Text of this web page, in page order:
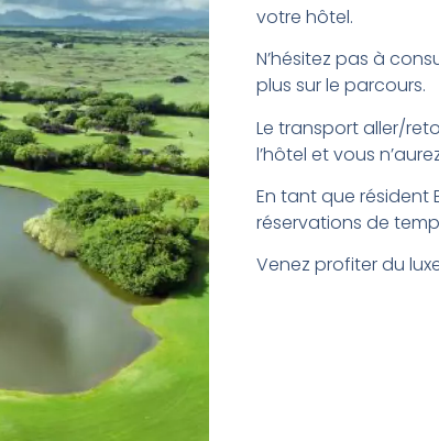
votre hôtel.
N’hésitez pas à
plus sur le parcours.
Le transport aller/
l’hôtel et vous
En tant que résident
réservations de
Venez profiter du